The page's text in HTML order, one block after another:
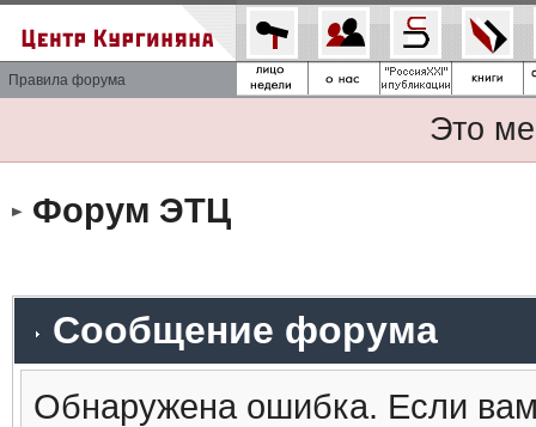
Правила форума
Это
Форум ЭТЦ
Сообщение форума
Обнаружена ошибка. Если